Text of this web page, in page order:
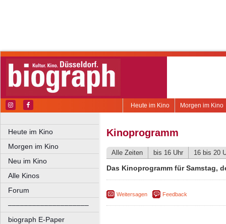
Morgen im Kino
Heute im Kino
Heute im Kino
Morgen im Kino
Neu im Kino
Alle Kinos
Forum
––––––––––––––––––––
biograph E-Paper
Kinoprogramm
Alle Zeiten bis 16 Uhr 16 bis 20
Das Kinoprogramm für Samstag,
Weitersagen Feedback